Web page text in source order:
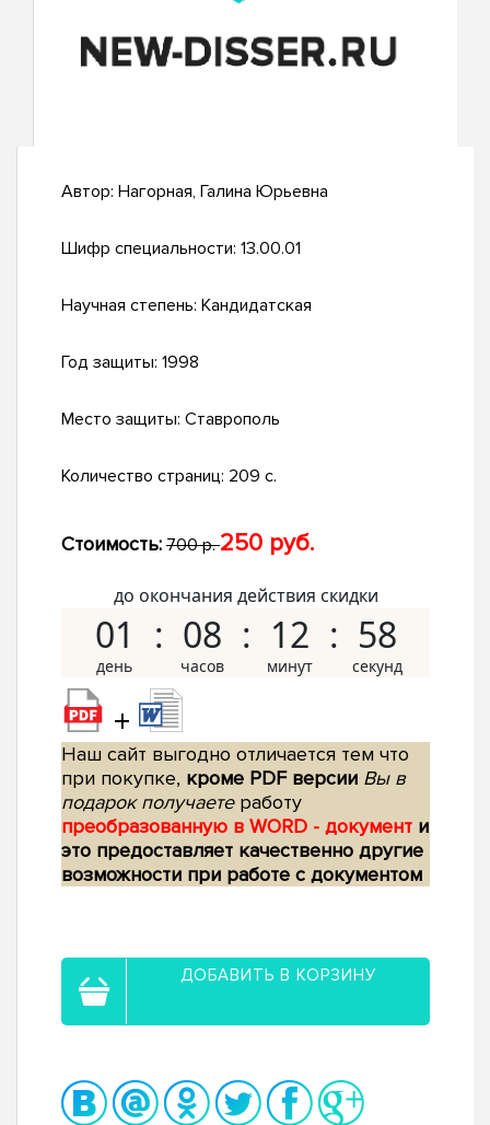
Автор: Нагорная, Галина Юрьевна
Шифр специальности: 13.00.01
Научная степень: Кандидатская
Год защиты: 1998
Место защиты: Ставрополь
Количество страниц: 209 с.
Стоимость: 700 р.250 руб.
до окончания действия скидки
01 08 12 57
+
Наш сайт выгодно отличается тем что
при покупке, кроме PDF версии Вы в
подарок получаетеработу
преобразованную в WORD - документ и
это предоставляет качественно другие
возможности при работе с документом
ДОБАВИТЬ В КОРЗИНУ